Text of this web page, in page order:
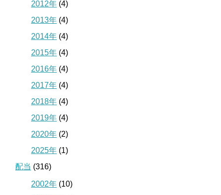
2012年 (4)
2013年 (4)
2014年 (4)
2015年 (4)
2016年 (4)
2017年 (4)
2018年 (4)
2019年 (4)
2020年 (2)
2025年 (1)
配当 (316)
2002年 (10)